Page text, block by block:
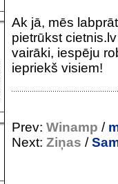
Ak jā, mēs
pietrūkst
vairāki, iespēju
iepriekš visiem!
Prev: Winamp /
Next: Ziņas /